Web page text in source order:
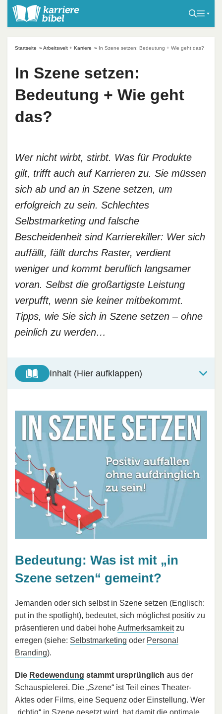
Startseite » Arbeitswelt + Karriere » In Szene setzen: Bedeutung + Wie geht das?
In Szene setzen:
Bedeutung + Wie geht
das?
Wer nicht wirbt, stirbt. Was für Produkte
gilt, trifft auch auf Karrieren zu. Sie müssen
sich ab und an in Szene setzen, um
erfolgreich zu sein. Schlechtes
Selbstmarketing und falsche
Bescheidenheit sind Karrierekiller: Wer sich
auffällt, fällt durchs Raster, verdient
weniger und kommt beruflich langsamer
voran. Selbst die großartigste Leistung
verpufft, wenn sie keiner mitbekommt.
Tipps, wie Sie sich in Szene setzen – ohne
peinlich zu werden…
Inhalt (Hier aufklappen)
Bedeutung: Was ist mit „in
Szene setzen“ gemeint?
Jemanden oder sich selbst in Szene setzen (Englisch:
put in the spotlight), bedeutet, sich möglichst positiv zu
präsentieren und dabei hoheAufmerksamkeitzu
erregen (siehe: Selbstmarketing oder Personal
Branding).
Die Redewendung stammt ursprünglich aus der
Schauspielerei. Die „Szene“ ist Teil eines Theater-
Aktes oder Films, eine Sequenz oder Einstellung. Wer
„richtig“ in Szene gesetzt wird, hat damit die optimale